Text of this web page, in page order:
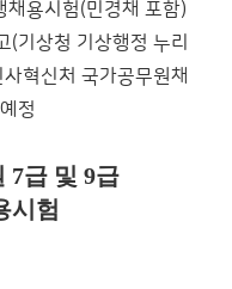
용시험(민경채 포함)
(기상청 기상행정 누리
혁신처 국가공무원채
정
7급 및 9급
시험